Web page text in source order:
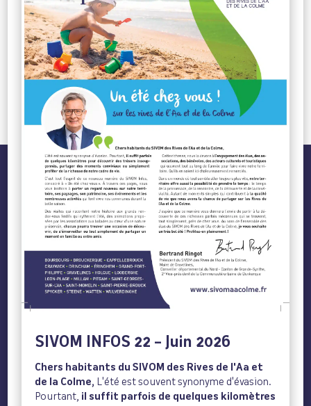
SIVOM INFOS 22 – Juin 2026
Chers habitants du SIVOM des Rives de l'Aa et
de la Colme, L'été est souvent synonyme d'évasion.
Pourtant, il suffit parfois de quelques kilomètres